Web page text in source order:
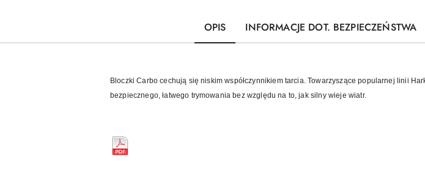
OPIS INFORMACJE DOT. BEZPIECZEŃSTWA
Bloczki Carbo cechują się niskim współczynnikiem tarcia. Towarzyszące popularnej linii
bezpiecznego, łatwego trymowania bez względu na to, jak silny wieje wiatr.